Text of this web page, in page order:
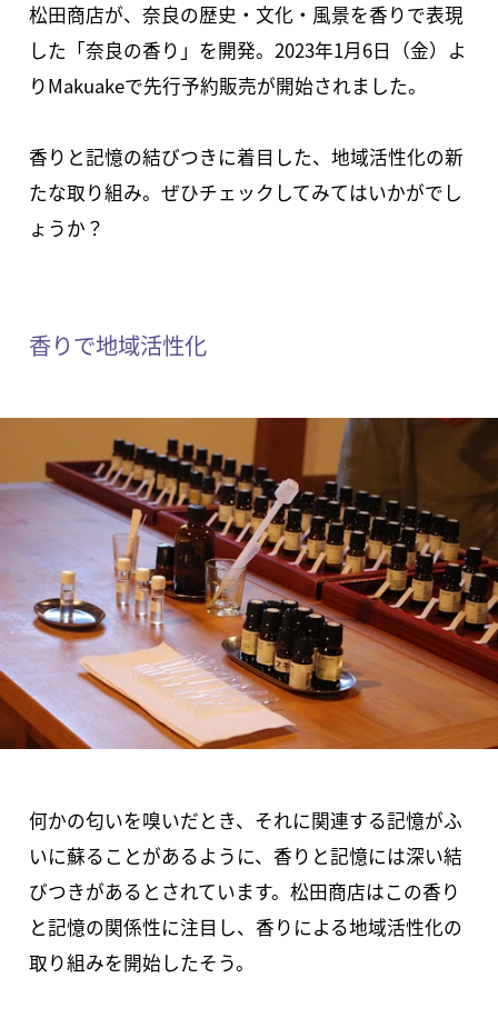
松田商店が、奈良の歴史・文化・風景を香りで表現
した「奈良の香り」を開発。2023年1月6日（金）よ
りMakuakeで先行予約販売が開始されました。
香りと記憶の結びつきに着目した、地域活性化の新
たな取り組み。ぜひチェックしてみてはいかがでし
ょうか？
香りで地域活性化
何かの匂いを嗅いだとき、それに関連する記憶がふ
いに蘇ることがあるように、香りと記憶には深い結
びつきがあるとされています。松田商店はこの香り
と記憶の関係性に注目し、香りによる地域活性化の
取り組みを開始したそう。